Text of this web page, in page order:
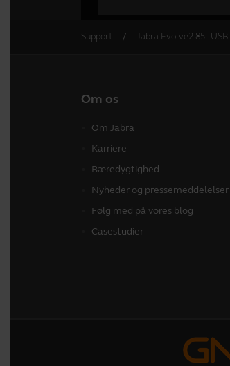
Support Jabra Evolve2 85 -
Om os
Om Jabra
Karriere
Bæredygtighed
Nyheder og pressemeddelelser
Følg med på vores blog
Casestudier